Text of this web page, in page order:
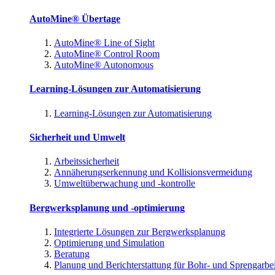
AutoMine® Übertage
AutoMine® Line of Sight
AutoMine® Control Room
AutoMine® Autonomous
Learning-Lösungen zur Automatisierung
Learning-Lösungen zur Automatisierung
Sicherheit und Umwelt
Arbeitssicherheit
Annäherungserkennung und Kollisionsvermeidung
Umweltüberwachung und -kontrolle
Bergwerksplanung und -optimierung
Integrierte Lösungen zur Bergwerksplanung
Optimierung und Simulation
Beratung
Planung und Berichterstattung für Bohr- und